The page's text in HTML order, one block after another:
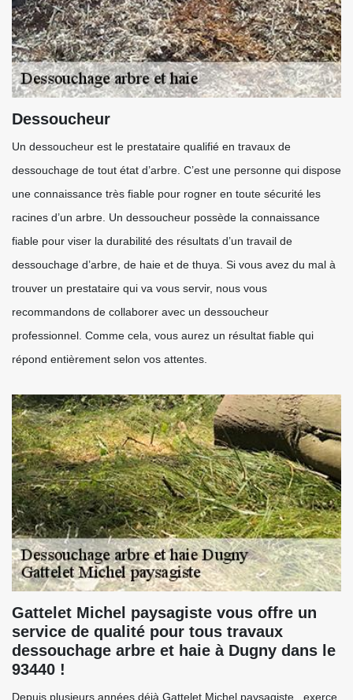
Dessoucheur
Un dessoucheur est le prestataire qualifié en travaux de
dessouchage de tout état d’arbre. C’est une personne qui dispose
une connaissance très fiable pour rogner en toute sécurité les
racines d’un arbre. Un dessoucheur possède la connaissance
fiable pour viser la durabilité des résultats d’un travail de
dessouchage d’arbre, de haie et de thuya. Si vous avez du mal à
trouver un prestataire qui va vous servir, nous vous
recommandons de collaborer avec un dessoucheur
professionnel. Comme cela, vous aurez un résultat fiable qui
répond entièrement selon vos attentes.
Gattelet Michel paysagiste vous offre un
service de qualité pour tous travaux
dessouchage arbre et haie à Dugny dans le
93440 !
Depuis plusieurs années déjà Gattelet Michel paysagiste , exerce